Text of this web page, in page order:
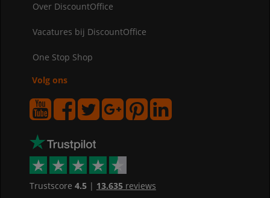
Over DiscountOffice
Vacatures bij DiscountOffice
One Stop Shop
Volg ons
Trustscore 4.5| 13.635reviews